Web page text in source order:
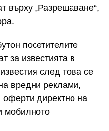
върху „Разрешаване“,
посетителите
за известията в
след това се
вредни реклами,
директно на
мобилното